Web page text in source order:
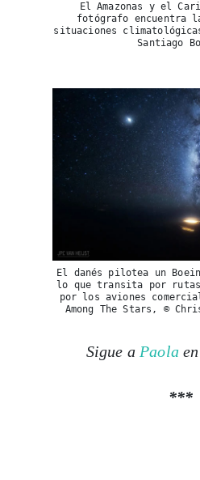
El Amazonas y el
fotógrafo encuentra
situaciones
Santiago
El danés pilotea un
lo que transita por rutas
por los aviones
Among The Stars, ©
Sigue a Paolaen
***